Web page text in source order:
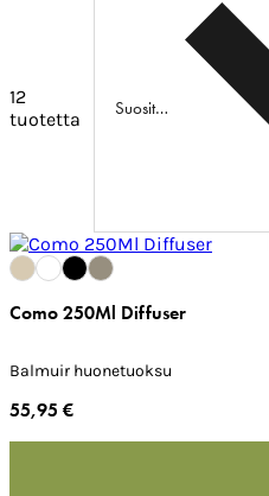
12
tuotetta
Suositeltu
Como 250Ml Diffuser
Balmuir huonetuoksu
55,95 €